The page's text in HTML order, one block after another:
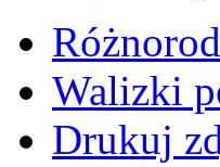
Walizki
Drukuj